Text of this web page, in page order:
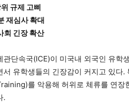
규제 고삐
재심사 확대
회 긴장 확산
관단속국(ICE)이 미국내 외국인 유학
서 유학생들의 긴장감이 커지고 있다
를 악용해 허위로 체류를 연장
.